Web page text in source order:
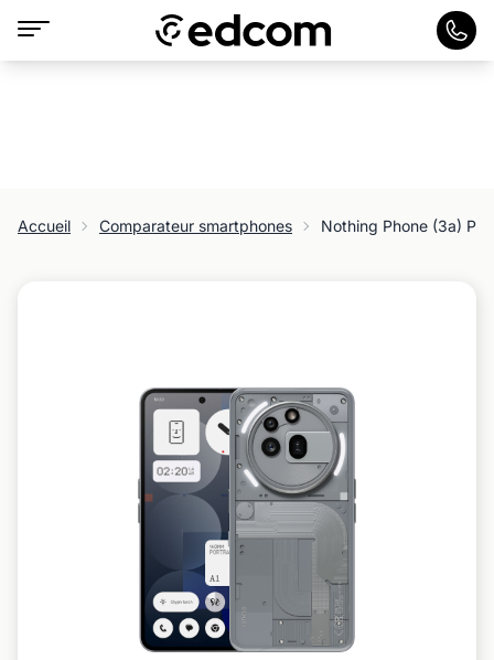
Accueil Comparateur smartphones Nothing Phone (3a) Pro